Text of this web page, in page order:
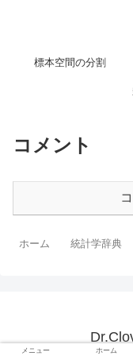
標本空間の分割
コメント
ホーム 統計学辞典
メニュー ホーム